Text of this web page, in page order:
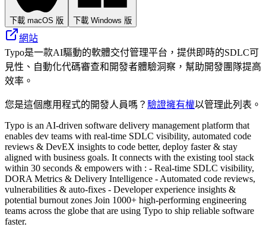
下載 macOS 版 下載 Windows 版
網站
Typo是一款AI驅動的軟體交付管理平台，提供即時的SDLC可
見性、自動化代碼審查和開發者體驗洞察，幫助開發團隊提高
效率。
您是這個應用程式的開發人員嗎？ 驗證擁有權以管理此列表。
Typo is an AI-driven software delivery management platform that
enables dev teams with real-time SDLC visibility, automated code
reviews & DevEX insights to code better, deploy faster & stay
aligned with business goals. It connects with the existing tool stack
within 30 seconds & empowers with : - Real-time SDLC visibility,
DORA Metrics & Delivery Intelligence - Automated code reviews,
vulnerabilities & auto-fixes - Developer experience insights &
potential burnout zones Join 1000+ high-performing engineering
teams across the globe that are using Typo to ship reliable software
faster.